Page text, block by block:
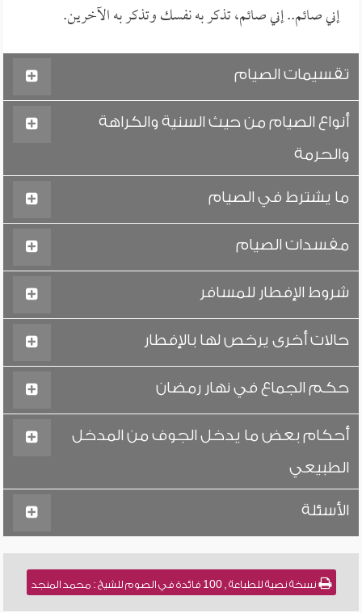
إني صائم.. إني صائم، تذكر به نفسك وتذكر به الآخرين.
تقسيمات الصيام
أنواع الصيام من حيث السنية والكراهة
والحرمة
ما يشترط في الصيام
مفسدات الصيام
شروط الإفطار للمسافر
حالات أخرى يرخص لها بالإفطار
حكم الجماع في نهار رمضان
أحكام بعض ما يدخل الجوف من المدخل
الطبيعي
الأسئلة
نسخة نصية للطباعة , 100 فائدة في الصوم للشيخ : محمد المنجد